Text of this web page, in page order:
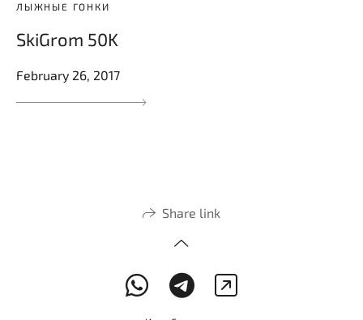
ЛЫЖНЫЕ ГОНКИ
SkiGrom 50K
February 26, 2017
Share link